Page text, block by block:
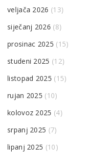
veljača 2026 (13)
siječanj 2026 (8)
prosinac 2025 (15)
studeni 2025 (12)
listopad 2025 (15)
rujan 2025 (10)
kolovoz 2025 (4)
srpanj 2025 (7)
lipanj 2025 (10)